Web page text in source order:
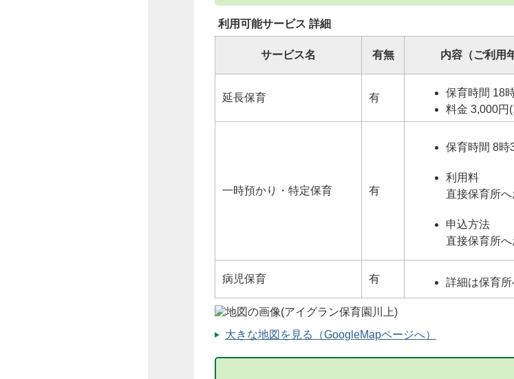
利用可能サービス 詳細
サービス名 有無 内容（ご利用
延長保育 有
保育時間 18
料金 3,000円
一時預かり・特定保育 有
保育時間 8時
利用料
直接保育所
申込方法
直接保育所
病児保育 有 詳細は保育所
大きな地図を見る（GoogleMapページへ）